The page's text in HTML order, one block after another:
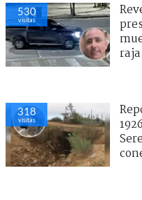
530
visitas
318
visitas